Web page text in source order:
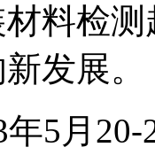
料检
发展。
年5月20-